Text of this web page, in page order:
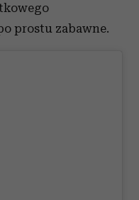
prostu zabawne.